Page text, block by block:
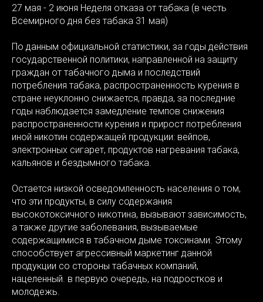
27 мая - 2 июня Неделя отказа от табака (в честь
Всемирного дня без табака 31 мая)
По данным официальной статистики, за годы действия
государственной политики, направленной на защиту
граждан от табачного дыма и последствий
потребления табака, распространенность курения в
стране неуклонно снижается, правда, за последние
годы наблюдается замедление темпов снижения
распространенности курения и прирост потребления
иной никотин содержащей продукции: вейпов,
электронных сигарет, продуктов нагревания табака,
кальянов и бездымного табака.
Остается низкой осведомленность населения о том,
что эти продукты, в силу содержания
высокотоксичного никотина, вызывают зависимость,
а также другие заболевания, вызываемые
содержащимися в табачном дыме токсинами. Этому
способствует агрессивный маркетинг данной
продукции со стороны табачных компаний,
нацеленный. в первую очередь, на подростков и
молодежь.